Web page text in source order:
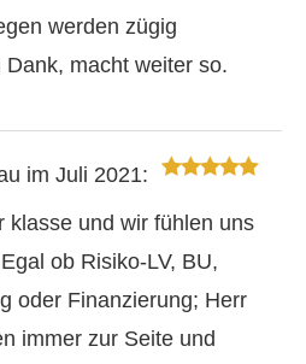
werden zügig
macht weiter so.
im Juli 2021:
klasse und wir fühlen uns
ob Risiko-LV, BU,
oder Finanzierung; Herr
immer zur Seite und